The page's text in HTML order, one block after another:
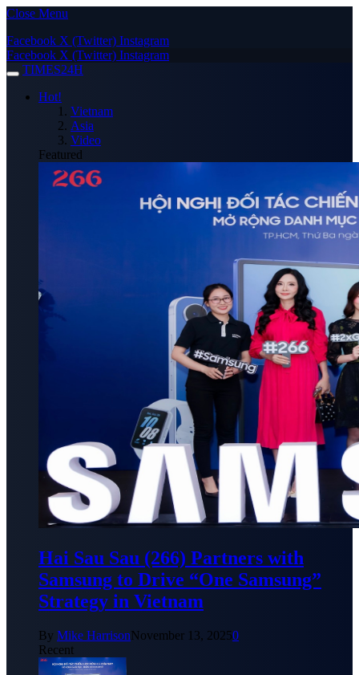
Close Menu
Facebook X (Twitter) Instagram
Facebook X (Twitter) Instagram
TIMES24H
Hot!
Vietnam
Asia
Video
Featured
Hai Sau Sau (266) Partners with
Samsung to Drive “One Samsung”
Strategy in Vietnam
By Mike HarrisonNovember 13, 20250
Recent